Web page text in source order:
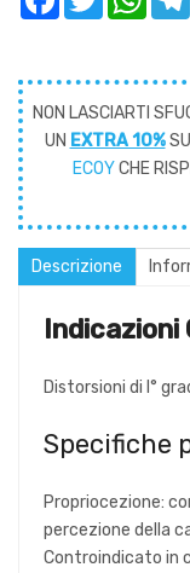
NON LASCIARTI
UN EXTRA 10%
ECOYCHE
Descrizione
Indicazioni
Distorsioni di I°
Specifiche
Propriocezione:
percezione della
Controindicato in